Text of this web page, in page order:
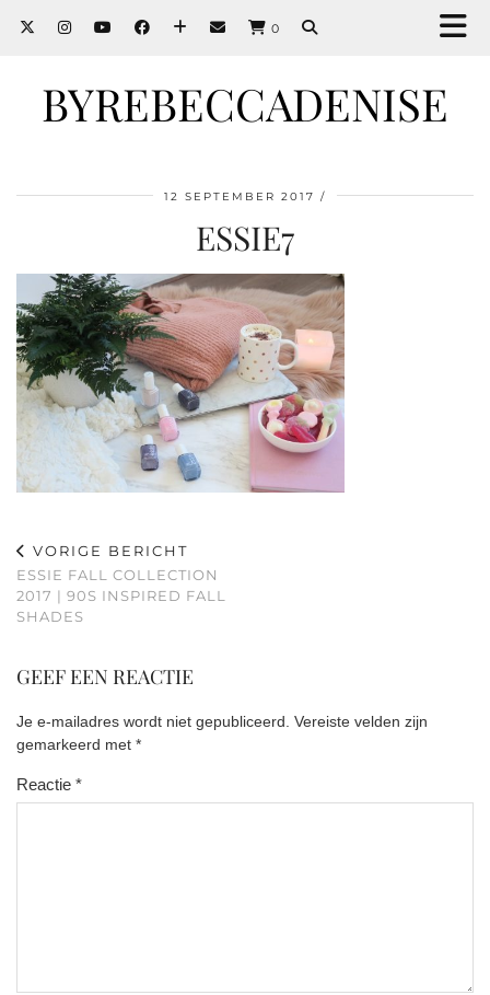
0
BYREBECCADENISE
12 SEPTEMBER 2017
ESSIE7
VORIGE BERICHT
ESSIE FALL COLLECTION
2017 | 90S INSPIRED FALL
SHADES
GEEF EEN REACTIE
Je e-mailadres wordt niet gepubliceerd. Vereiste velden zijn
gemarkeerd met *
Reactie *